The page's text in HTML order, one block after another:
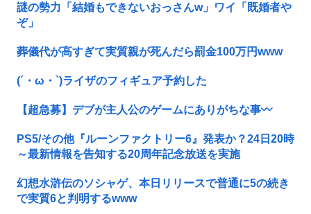
謎の勢力「結婚もできないおっさんw」ワイ「既婚者や
ぞ」
葬儀代が高すぎて実質親が死んだら罰金100万円www
(´・ω・`)ライザのフィギュア予約した
【超急募】デブが主人公のゲームにありがちな事〰
PS5/その他『ルーンファクトリー6』発表か？24日20時
～最新情報を告知する20周年記念放送を実施
幻想水滸伝のソシャゲ、本日リリースで普通に5の続き
で実質6と判明するwww